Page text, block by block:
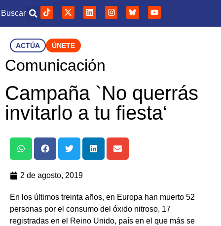
Buscar
ACTÚA ÚNETE
Comunicación
Campaña `No querrás
invitarlo a tu fiesta‘
2 de agosto, 2019
En los últimos treinta años, en Europa han muerto 52
personas por el consumo del óxido nitroso, 17
registradas en el Reino Unido, país en el que más se